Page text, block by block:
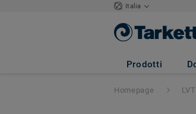
Italia
Prodotti
iD
Homepage LVT